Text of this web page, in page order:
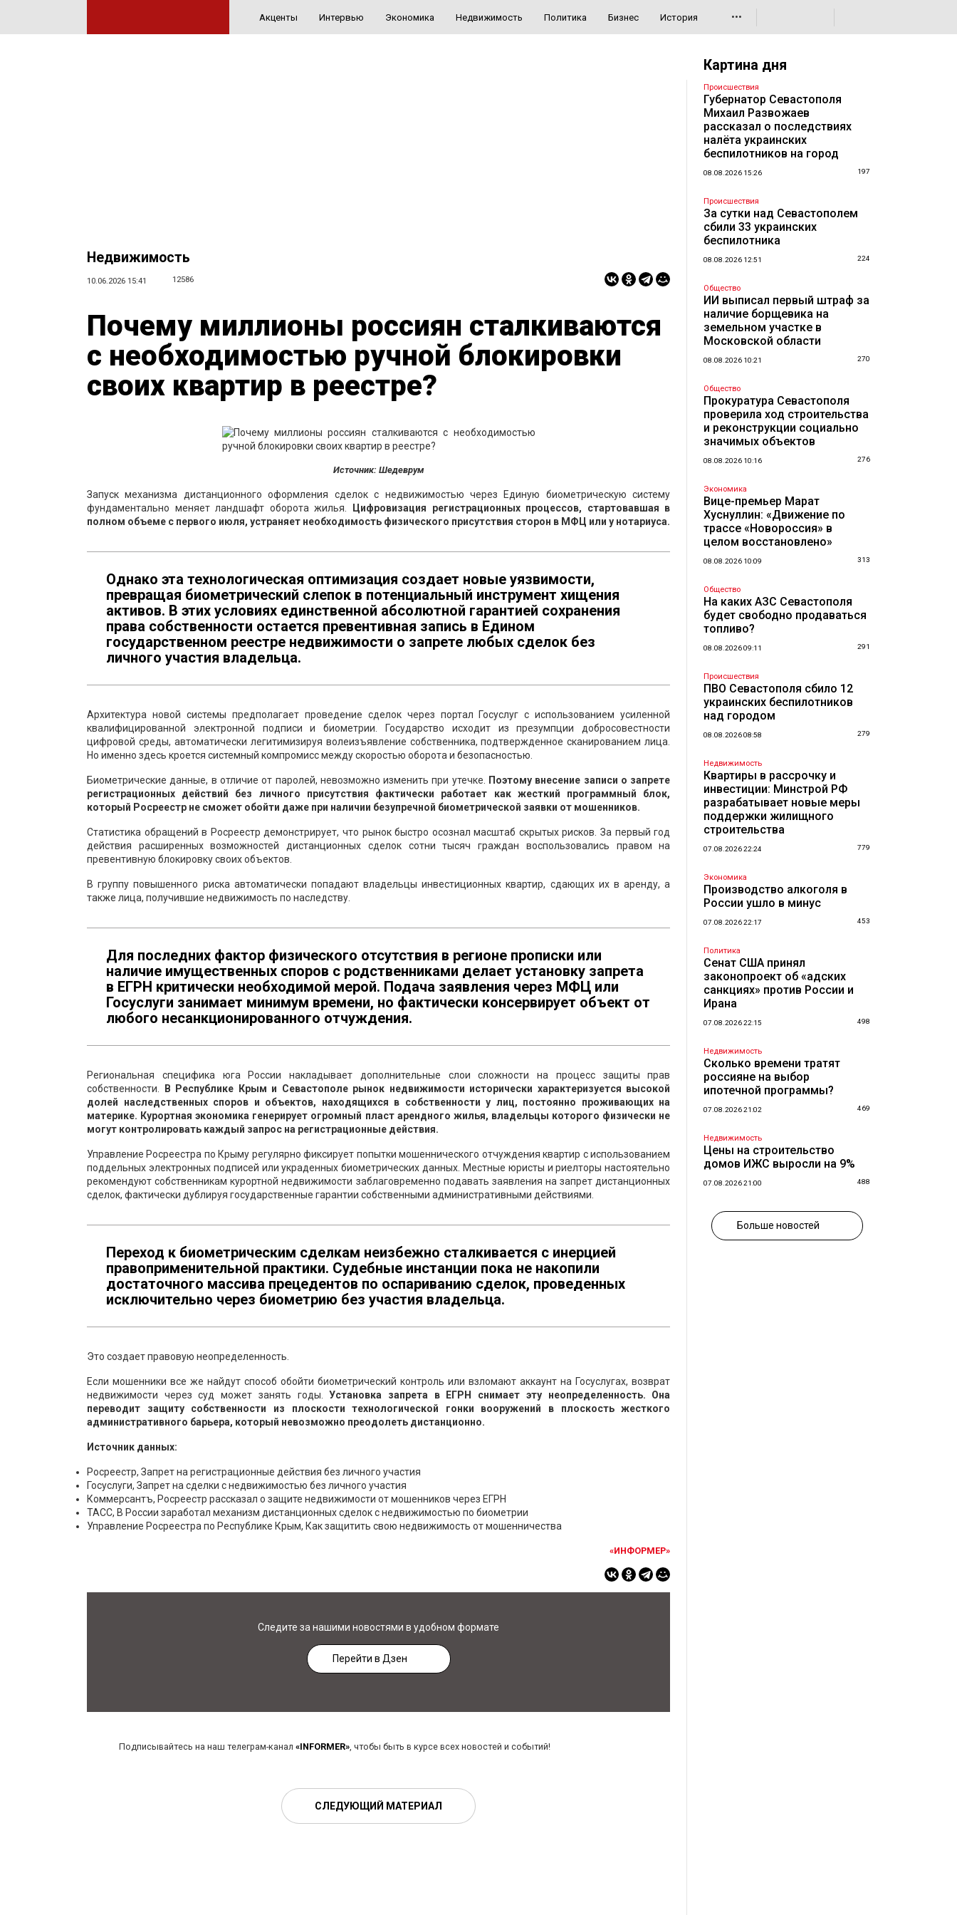
Акценты Интервью Экономика Недвижимость Политика Бизнес История •••
Недвижимость
10.06.2026 15:41 12586
Почему миллионы россиян сталкиваются
с необходимостью ручной блокировки
своих квартир в реестре?
Источник: Шедеврум
Запуск механизма дистанционного оформления сделок с недвижимостью через Единую биометрическую систему
фундаментально меняет ландшафт оборота жилья.
Цифровизация регистрационных процессов, стартовавшая в
полном объеме с первого июля, устраняет необходимость физического присутствия сторон в МФЦ или у нотариуса.
Однако эта технологическая оптимизация создает новые уязвимости,
превращая биометрический слепок в потенциальный инструмент хищения
активов. В этих условиях единственной абсолютной гарантией сохранения
права собственности остается превентивная запись в Едином
государственном реестре недвижимости о запрете любых сделок без
личного участия владельца.
Архитектура новой системы предполагает проведение сделок через портал Госуслуг с использованием усиленной
квалифицированной электронной подписи и биометрии. Государство исходит из презумпции добросовестности
цифровой среды, автоматически легитимизируя волеизъявление собственника, подтвержденное сканированием лица.
Но именно здесь кроется системный компромисс между скоростью оборота и безопасностью.
Биометрические данные, в отличие от паролей, невозможно изменить при утечке.
Поэтому внесение записи о запрете
регистрационных действий без личного присутствия фактически работает как жесткий программный блок,
который Росреестр не сможет обойти даже при наличии безупречной биометрической заявки от мошенников.
Статистика обращений в Росреестр демонстрирует, что рынок быстро осознал масштаб скрытых рисков. За первый год
действия расширенных возможностей дистанционных сделок сотни тысяч граждан воспользовались правом на
превентивную блокировку своих объектов.
В группу повышенного риска автоматически попадают владельцы инвестиционных квартир, сдающих их в аренду, а
также лица, получившие недвижимость по наследству.
Для последних фактор физического отсутствия в регионе прописки или
наличие имущественных споров с родственниками делает установку запрета
в ЕГРН критически необходимой мерой. Подача заявления через МФЦ или
Госуслуги занимает минимум времени, но фактически консервирует объект от
любого несанкционированного отчуждения.
Региональная специфика юга России накладывает дополнительные слои сложности на процесс защиты прав
собственности.
В Республике Крым и Севастополе рынок недвижимости исторически характеризуется высокой
долей наследственных споров и объектов, находящихся в собственности у лиц, постоянно проживающих на
материке. Курортная экономика генерирует огромный пласт арендного жилья, владельцы которого физически не
могут контролировать каждый запрос на регистрационные действия.
Управление Росреестра по Крыму регулярно фиксирует попытки мошеннического отчуждения квартир с использованием
поддельных электронных подписей или украденных биометрических данных. Местные юристы и риелторы настоятельно
рекомендуют собственникам курортной недвижимости заблаговременно подавать заявления на запрет дистанционных
сделок, фактически дублируя государственные гарантии собственными административными действиями.
Переход к биометрическим сделкам неизбежно сталкивается с инерцией
правоприменительной практики. Судебные инстанции пока не накопили
достаточного массива прецедентов по оспариванию сделок, проведенных
исключительно через биометрию без участия владельца.
Это создает правовую неопределенность.
Если мошенники все же найдут способ обойти биометрический контроль или взломают аккаунт на Госуслугах, возврат
недвижимости через суд может занять годы.Установка запрета в ЕГРН снимает эту неопределенность. Она
переводит защиту собственности из плоскости технологической гонки вооружений в плоскость жесткого
административного барьера, который невозможно преодолеть дистанционно.
Источник данных:
Росреестр, Запрет на регистрационные действия без личного участия
Госуслуги, Запрет на сделки с недвижимостью без личного участия
Коммерсантъ, Росреестр рассказал о защите недвижимости от мошенников через ЕГРН
ТАСС, В России заработал механизм дистанционных сделок с недвижимостью по биометрии
Управление Росреестра по Республике Крым, Как защитить свою недвижимость от мошенничества
«ИНФОРМЕР»
Следите за нашими новостями в удобном формате
Перейти в Дзен
Подписывайтесь на наш телеграм-канал «INFORMER», чтобы быть в курсе всех новостей и событий!
СЛЕДУЮЩИЙ МАТЕРИАЛ
Картина дня
Происшествия
Губернатор Севастополя
Михаил Развожаев
рассказал о последствиях
налёта украинских
беспилотников на город
08.08.2026 15:26 197
Происшествия
За сутки над Севастополем
сбили 33 украинских
беспилотника
08.08.2026 12:51 224
Общество
ИИ выписал первый штраф за
наличие борщевика на
земельном участке в
Московской области
08.08.2026 10:21 270
Общество
Прокуратура Севастополя
проверила ход строительства
и реконструкции социально
значимых объектов
08.08.2026 10:16 276
Экономика
Вице-премьер Марат
Хуснуллин: «Движение по
трассе «Новороссия» в
целом восстановлено»
08.08.2026 10:09 313
Общество
На каких АЗС Севастополя
будет свободно продаваться
топливо?
08.08.2026 09:11 291
Происшествия
ПВО Севастополя сбило 12
украинских беспилотников
над городом
08.08.2026 08:58 279
Недвижимость
Квартиры в рассрочку и
инвестиции: Минстрой РФ
разрабатывает новые меры
поддержки жилищного
строительства
07.08.2026 22:24 779
Экономика
Производство алкоголя в
России ушло в минус
07.08.2026 22:17 453
Политика
Сенат США принял
законопроект об «адских
санкциях» против России и
Ирана
07.08.2026 22:15 498
Недвижимость
Сколько времени тратят
россияне на выбор
ипотечной программы?
07.08.2026 21:02 469
Недвижимость
Цены на строительство
домов ИЖС выросли на 9%
07.08.2026 21:00 488
Больше новостей